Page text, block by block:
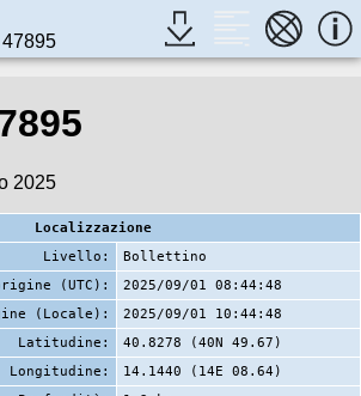
2025
Localizzazione
Livello:
Bollettino
(UTC):
2025/09/01 08:44:48
(Locale):
2025/09/01 10:44:48
Latitudine:
40.8278 (40N 49.67)
Longitudine:
14.1440 (14E 08.64)